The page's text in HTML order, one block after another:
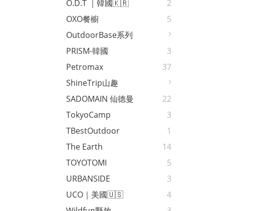
O.D.T ｜韓國🇰🇷
2
OXO餐櫥
5
OutdoorBase系列
PRISM-韓國
3
Petromax
37
ShineTrip山趣
SADOMAIN 仙德曼
22
TokyoCamp
3
TBestOutdoor
1
The Earth
14
TOYOTOMI
5
URBANSIDE
3
UCO｜美國🇺🇸
4